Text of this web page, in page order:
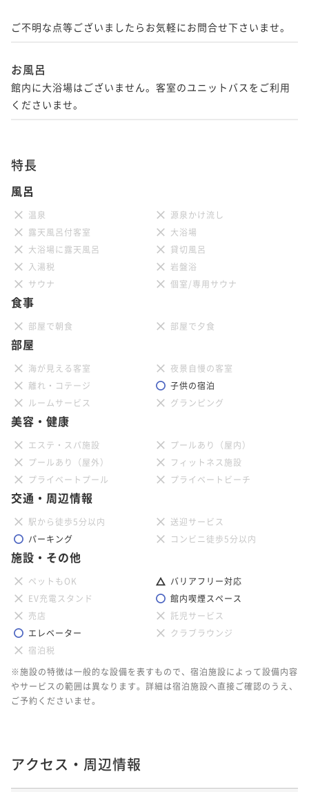
ご不明な点等ございましたらお気軽にお問合せ下さいませ。
お風呂
館内に大浴場はございません。客室のユニットバスをご利用
くださいませ。
特長
風呂
温泉
源泉かけ流し
露天風呂付客室
大浴場
大浴場に露天風呂
貸切風呂
入湯税
岩盤浴
サウナ
個室/専用サウナ
食事
部屋で朝食 部屋で夕食
部屋
海が見える客室
夜景自慢の客室
離れ・コテージ
子供の宿泊
ルームサービス
グランピング
美容・健康
エステ・スパ施設
プールあり（屋内）
プールあり（屋外）
フィットネス施設
プライベートプール
プライベートビーチ
交通・周辺情報
駅から徒歩5分以内
送迎サービス
パーキング
コンビニ徒歩5分以内
施設・その他
ペットもOK
バリアフリー対応
EV充電スタンド
館内喫煙スペース
売店
託児サービス
エレベーター
クラブラウンジ
宿泊税
※施設の特徴は一般的な設備を表すもので、宿泊施設によって設備内容
やサービスの範囲は異なります。詳細は宿泊施設へ直接ご確認のうえ、
ご予約くださいませ。
アクセス・周辺情報